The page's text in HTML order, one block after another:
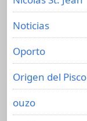
Noticias
Oporto
Origen del Pisco
ouzo